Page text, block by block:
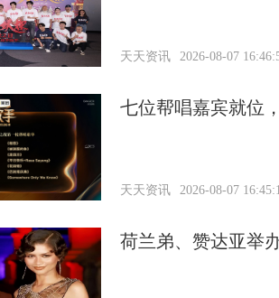
天天资讯 2026-08-07
七位帮唱嘉宾就位
天天资讯 2026-08-07
荷兰弟、赞达亚举